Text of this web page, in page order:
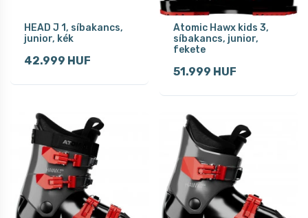
HEAD J 1, síbakancs,
junior, kék
42.999 HUF
Atomic Hawx kids 3,
síbakancs, junior,
fekete
51.999 HUF